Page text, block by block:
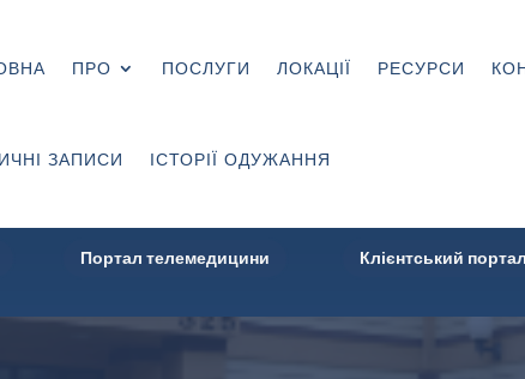
ПРО ПОСЛУГИ ЛОКАЦІЇ РЕСУРСИ
ЗАПИСИ ІСТОРІЇ ОДУЖАННЯ
Портал телемедицини Клієнтський портал